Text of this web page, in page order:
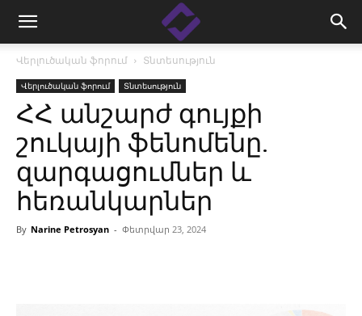
Վերլուծական ֆորում Տնտեսություն
Վերլուծական ֆորում Տնտեսություն
ՀՀ անշարժ գույքի
շուկայի ֆենոմենը․
զարգացումներ և
հեռանկարներ
By Narine Petrosyan - Փետրվար 23, 2024